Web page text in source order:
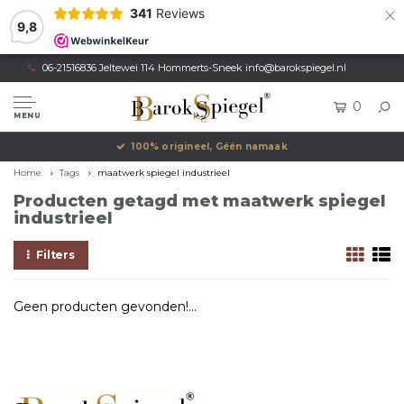
9,8
341 Reviews ×
06-21516836 Jeltewei 114 Hommerts-Sneek info@barokspiegel.nl
MENU
0
100% origineel, Géén namaak
Home Tags maatwerk spiegel industrieel
Producten getagd met maatwerk spiegel
industrieel
Filters
Geen producten gevonden!...